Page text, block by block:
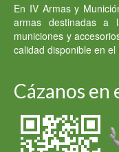
En IV Armas y
armas destinadas
municiones y
calidad disponible en el
Cázanos en